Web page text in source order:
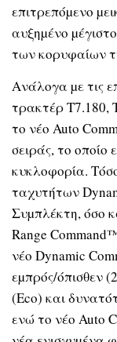
επιτρεπόµενο
αυξηµένο
των κορυφαίων
Ανάλογα µε τις
τρακτέρ T7.180,
το νέο Auto
σειράς, το οποίο
κυκλοφορία.
ταχυτήτων
Συµπλέκτη, όσο
Range
νέο Dynamic
εµπρός/όπισθεν
(Eco) και
ενώ το νέο Auto